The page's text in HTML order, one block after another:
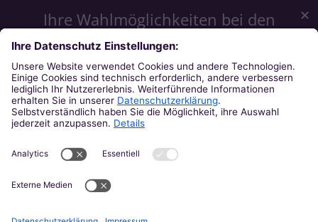
Ihre Wahlmöglichkeiten bei den
Einstellungen zum Datenschutz
Wir möchten Ihnen ein optimales Webseiten-Erlebnis bieten.
Dazu verwenden wir Cookies, die für das Funktionieren
unserer Website notwendig sind. Mit Ihrer Zustimmung
verwenden wir auch Cookies und andere Technologien, die
zur Anzeige externer Inhalte (Videos über Youtube, Audios
über Soundcloud, Karten über MapTiler ...) oder zu
selbst entscheiden, welche Kategorien Sie zulassen möchten.
Bitte beachten Sie, dass auf Basis Ihrer Einstellungen
womöglich nicht mehr alle Funktionalitäten der Seite zur
Verfügung stehen. Weitere Informationen und die Möglichkeit
Datenschutzerklärung.
✕